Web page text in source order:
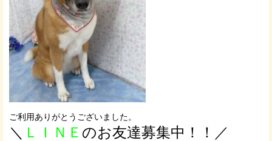
ご利用ありがとうございました。
＼ ＬＩＮＥ のお友達募集中！！／